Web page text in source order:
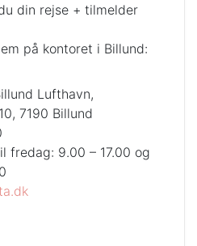
din rejse + tilmelder
på kontoret i Billund:
Lufthavn,
7190 Billund
fredag: 9.00 – 17.00 og